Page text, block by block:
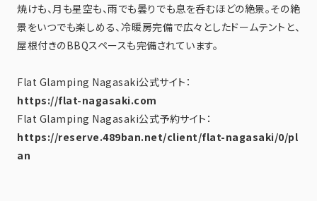
焼けも、月も星空も、雨でも曇りでも息を呑むほどの絶景。その絶
景をいつでも楽しめる、冷暖房完備で広々としたドームテントと、
屋根付きのBBQスペースも完備されています。
Flat Glamping Nagasaki公式サイト：
https://flat-nagasaki.com
Flat Glamping Nagasaki公式予約サイト：
https://reserve.489ban.net/client/flat-nagasaki/0/pl
an